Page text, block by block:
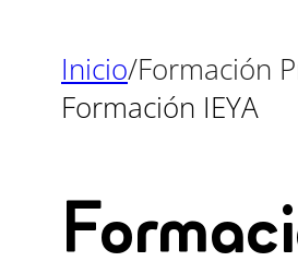
Inicio/Formación
Formación IEYA